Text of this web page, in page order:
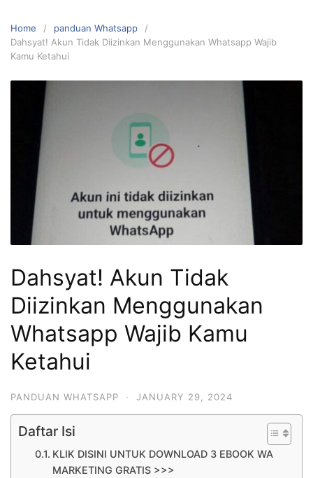
Home
panduan Whatsapp
Dahsyat! Akun Tidak Diizinkan Menggunakan Whatsapp Wajib
Kamu Ketahui
Dahsyat! Akun Tidak
Diizinkan Menggunakan
Whatsapp Wajib Kamu
Ketahui
PANDUAN WHATSAPP · JANUARY 29, 2024
Daftar Isi
KLIK DISINI UNTUK DOWNLOAD 3 EBOOK WA
MARKETING GRATIS >>>